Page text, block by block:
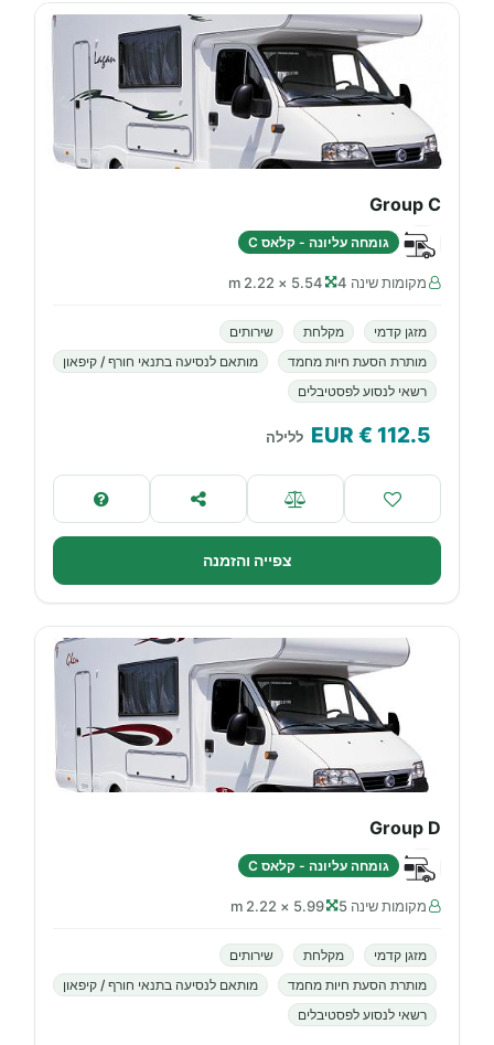
Group C
גומחה עליונה - קלאס C
מקומות שינה 4 5.54 × 2.22 m
מזגן קדמי מקלחת
שירותים
מותרת הסעת חיות מחמד
מותאם לנסיעה בתנאי חורף / קיפאון
רשאי לנסוע לפסטיבלים
112.5
€ EUR ללילה
צפייה והזמנה
Group D
גומחה עליונה - קלאס C
מקומות שינה 5 5.99 × 2.22 m
מזגן קדמי מקלחת
שירותים
מותרת הסעת חיות מחמד
מותאם לנסיעה בתנאי חורף / קיפאון
רשאי לנסוע לפסטיבלים